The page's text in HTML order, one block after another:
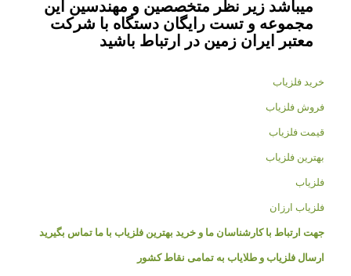
میباشد زیر نظر متخصصین و مهندسین این
مجموعه و تست رایگان دستگاه با شرکت
معتبر ایران زمین در ارتباط باشید
خرید فلزیاب
فروش فلزیاب
قیمت فلزیاب
بهترین فلزیاب
فلزیاب
فلزیاب ارزان
جهت ارتباط با کارشناسان ما و خرید بهترین فلزیاب با ما تماس بگیرید
ارسال فلزیاب و طلایاب به تمامی نقاط کشور